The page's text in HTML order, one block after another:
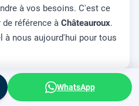
à vos besoins. C'est ce
référence à Châteauroux.
à nous aujourd'hui pour tous
WhatsApp